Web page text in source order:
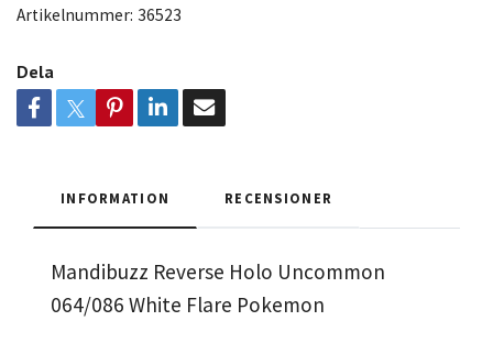
Artikelnummer: 36523
Dela
INFORMATION RECENSIONER
Mandibuzz Reverse Holo Uncommon
064/086 White Flare Pokemon